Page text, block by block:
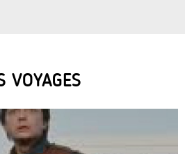
VOYAGES